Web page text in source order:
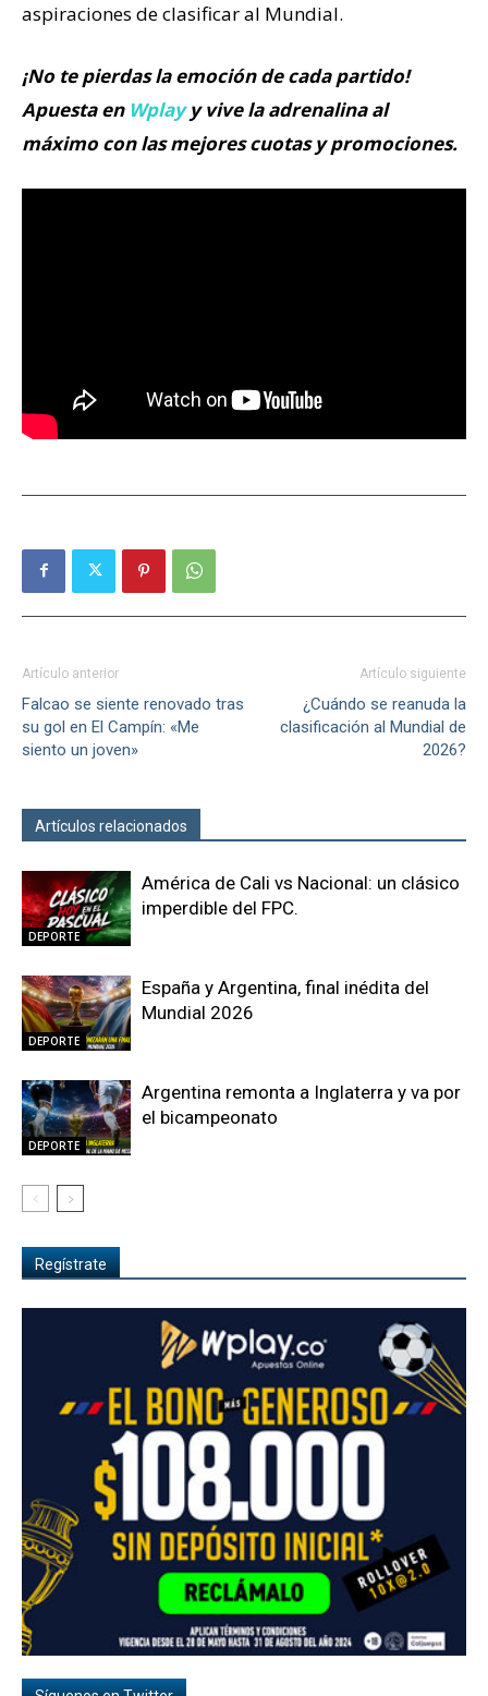
aspiraciones de clasificar al Mundial.
¡No te pierdas la emoción de cada partido!
Apuesta en Wplayy vive la adrenalina al
máximo con las mejores cuotas y promociones.
Artículo anterior
Falcao se siente renovado tras
su gol en El Campín: «Me
siento un joven»
Artículo siguiente
¿Cuándo se reanuda la
clasificación al Mundial de
2026?
Artículos relacionados
DEPORTE
América de Cali vs Nacional: un clásico
imperdible del FPC.
DEPORTE
España y Argentina, final inédita del
Mundial 2026
DEPORTE
Argentina remonta a Inglaterra y va por
el bicampeonato
Regístrate